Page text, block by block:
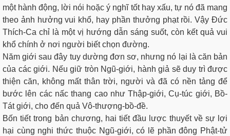
một hành động, lời nói hoặc ý nghĩ tốt hay xấu, tự nó đã mang
theo ảnh hưởng vui khổ, hay phần thưởng phạt rồi. Vậy Ðức
Thích-Ca chỉ là một vị hướng dẫn sáng suốt, còn kết quả vui
khổ chính ở nơi người biết chọn đường.
Năm giới sau đây tuy dường đơn sơ, nhưng nó lại là căn bản
của các giới. Nếu giữ tròn Ngũ-giới, hành giả sẽ duy trì được
thiện căn, không mất thân trời, người và đã có nền tảng để
bước lên các nấc thang cao như Thập-giới, Cụ-túc giới, Bồ-
Tát giới, cho đến quả Vô-thượng-bồ-đề.
Bốn tiết trong bản chương, hai tiết đầu lược thuyết về sự lợi
hại cùng nghi thức thuộc Ngũ-giới, có lẽ phần đông Phật-tử